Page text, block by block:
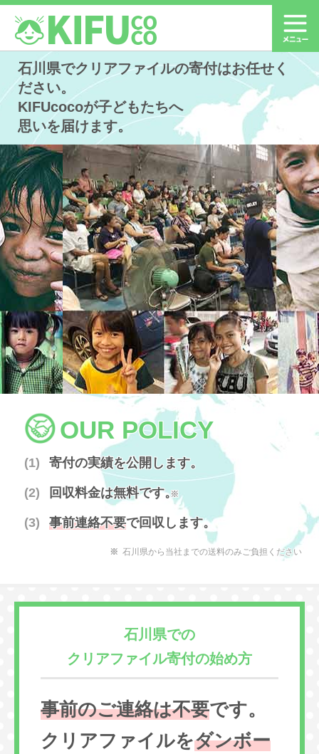
石川県でクリアファイルの寄付はお任せく
ださい。
KIFUcocoが子どもたちへ
思いを届けます。
OUR POLICY
寄付の実績を公開します。
回収料金は無料です。
※
事前連絡不要で回収します。
石川県から当社までの送料のみご負担ください
石川県での
クリアファイル寄付の始め方
事前のご連絡は不要です。
クリアファイルをダンボー